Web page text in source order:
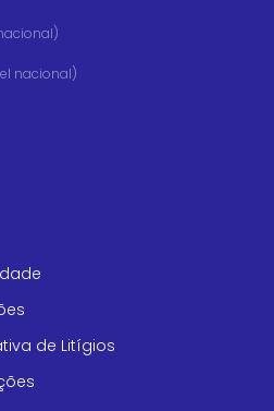
nacional)
de Litígios